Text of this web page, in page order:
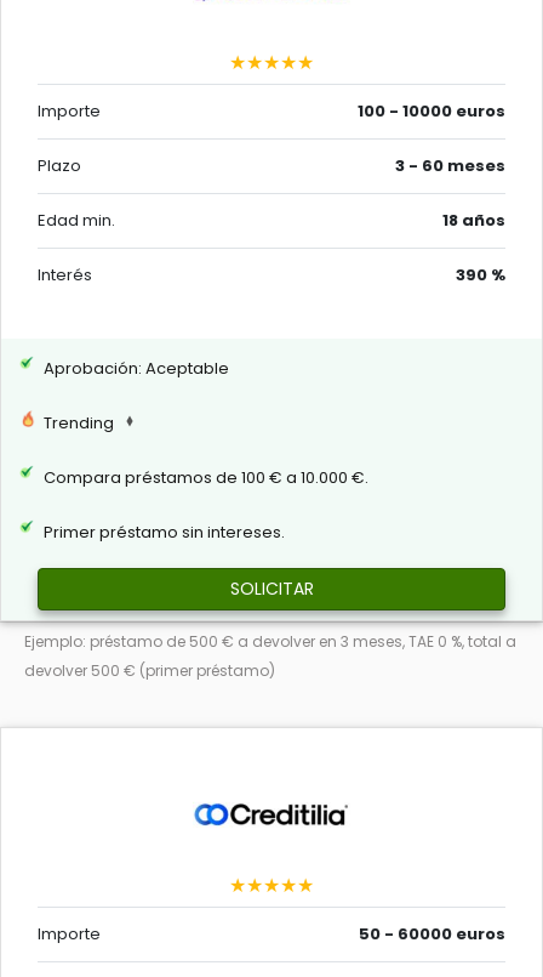
★★★★★
Importe 100 - 10000 euros
Plazo 3 - 60 meses
Edad min. 18 años
Interés 390 %
Aprobación: Aceptable
Trending
Compara préstamos de 100 € a 10.000 €.
Primer préstamo sin intereses.
SOLICITAR
Ejemplo: préstamo de 500 € a devolver en 3 meses, TAE 0 %, total a
devolver 500 € (primer préstamo)
★★★★★
Importe 50 - 60000 euros